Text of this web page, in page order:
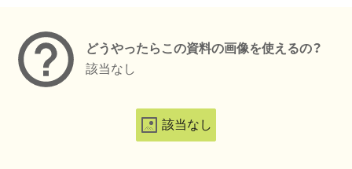
どうやったらこの資料の画像を使えるの？
該当なし
該当なし